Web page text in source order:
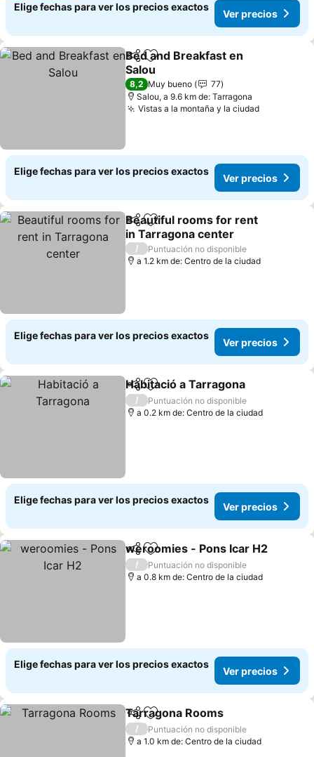
Elige fechas para ver los precios exactos
Ver precios
CompartirAgregar a favoritos
Bed and Breakfast en
Salou
8,2 Muy bueno
77
Salou, a 9.6 km de: Tarragona
Vistas a la montaña y la ciudad
Elige fechas para ver los precios exactos
Ver precios
CompartirAgregar a favoritos
Beautiful rooms for rent
in Tarragona center
/
Puntuación no disponible
a 1.2 km de: Centro de la ciudad
Elige fechas para ver los precios exactos
Ver precios
CompartirAgregar a favoritos
Habitació a Tarragona
/
Puntuación no disponible
a 0.2 km de: Centro de la ciudad
Elige fechas para ver los precios exactos
Ver precios
CompartirAgregar a favoritos
weroomies - Pons Icar H2
/
Puntuación no disponible
a 0.8 km de: Centro de la ciudad
Elige fechas para ver los precios exactos
Ver precios
Compartir
Agregar a favoritos
Tarragona Rooms
/
Puntuación no disponible
a 1.0 km de: Centro de la ciudad